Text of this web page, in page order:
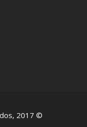
2017 ©